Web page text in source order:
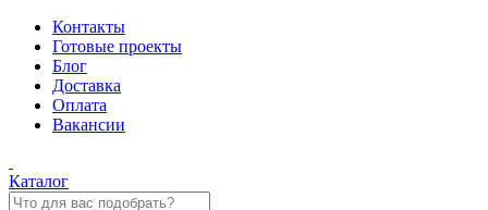
Контакты
Готовые проекты
Блог
Доставка
Оплата
Вакансии
Каталог